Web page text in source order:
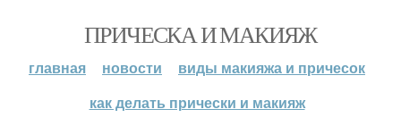
ПРИЧЕСКА И МАКИЯЖ
главная новости
виды макияжа и причесок
как делать прически и макияж